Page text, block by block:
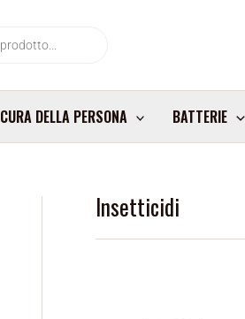
CURA DELLA PERSONA BATTERIE
Insetticidi